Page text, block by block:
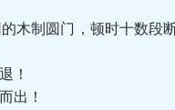
制圆门，顿时十数段
！
出！